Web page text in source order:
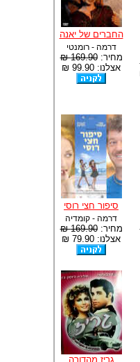
החברים של יאנה
דרמה - רומנטי
מחיר:169.90 ₪
אצלנו: 99.90 ₪
סיפור חצי רוסי
דרמה - קומדיה
מחיר:169.90 ₪
אצלנו: 79.90 ₪
גריז מהדורה